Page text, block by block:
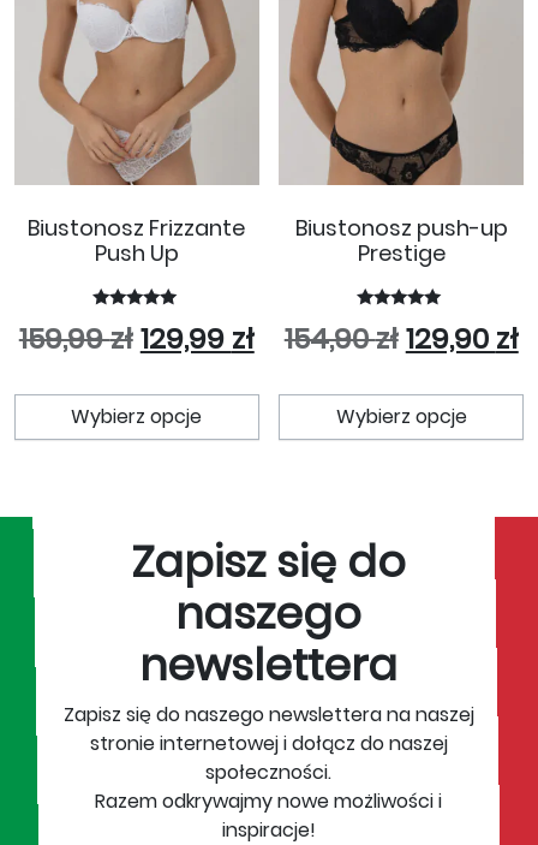
Biustonosz Frizzante
Push Up
5
na 5
159,99złPierwotna cena wynosiła:
129,99 złAktualna cena
Wybierz opcje
Ten produkt ma wiele
Biustonosz push-up
Prestige
5.00
na 5
154,90zł129,90 zł
Wybierz opcje
Zapisz się do
naszego
newslettera
Zapisz się do naszego newslettera na naszej
stronie internetowej i dołącz do naszej
społeczności.
Razem odkrywajmy nowe możliwości i
inspiracje!